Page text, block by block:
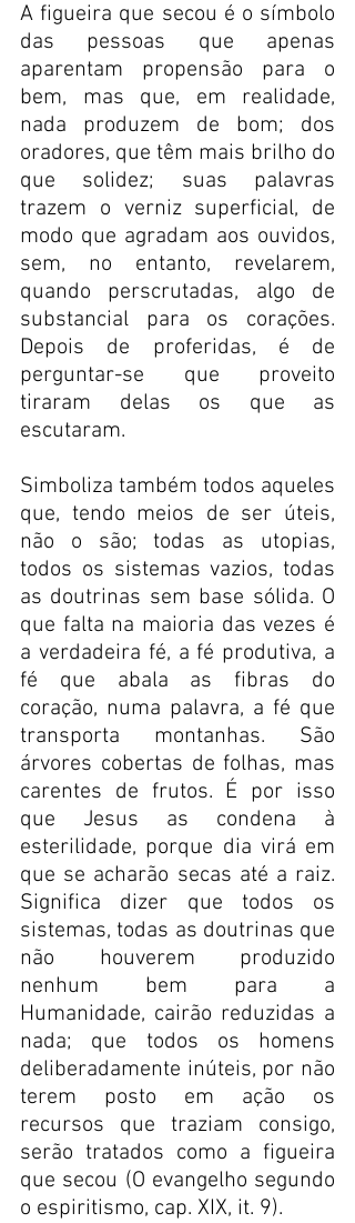
A figueira que secou é o símbolo
das pessoas que apenas
aparentam propensão para o
bem, mas que, em realidade,
nada produzem de bom; dos
oradores, que têm mais brilho do
que solidez; suas palavras
trazem o verniz superficial, de
modo que agradam aos ouvidos,
sem, no entanto, revelarem,
quando perscrutadas, algo de
substancial para os corações.
Depois de proferidas, é de
perguntar-se que proveito
tiraram delas os que as
escutaram.
Simboliza também todos aqueles
que, tendo meios de ser úteis,
não o são; todas as utopias,
todos os sistemas vazios, todas
as doutrinas sem base sólida. O
que falta na maioria das vezes é
a verdadeira fé, a fé produtiva, a
fé que abala as fibras do
coração, numa palavra, a fé que
transporta montanhas. São
árvores cobertas de folhas, mas
carentes de frutos. É por isso
que Jesus as condena à
esterilidade, porque dia virá em
que se acharão secas até a raiz.
Significa dizer que todos os
sistemas, todas as doutrinas que
não houverem produzido
nenhum bem para a
Humanidade, cairão reduzidas a
nada; que todos os homens
deliberadamente inúteis, por não
terem posto em ação os
recursos que traziam consigo,
serão tratados como a figueira
que secou (O evangelho segundo
o espiritismo, cap. XIX, it. 9).